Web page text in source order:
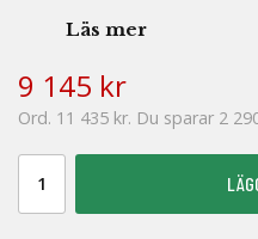
Läs mer
9 145 kr
Ord. 11 435 kr. Du sparar 2